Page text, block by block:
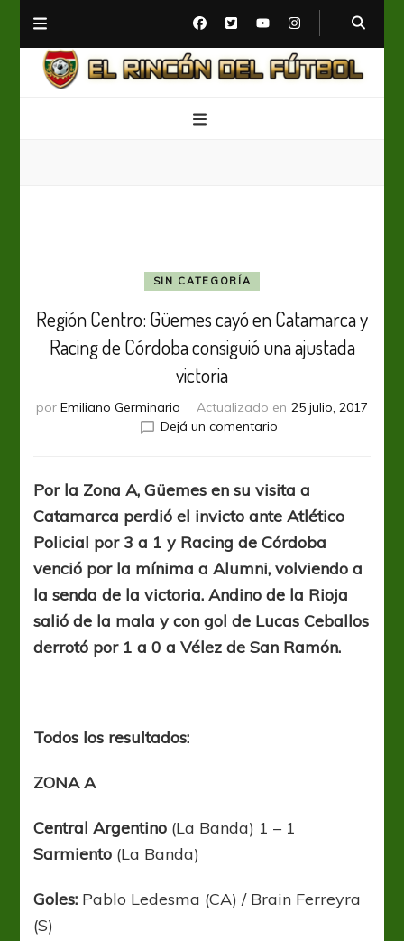
SIN CATEGORÍA
Región Centro: Güemes cayó en Catamarca y
Racing de Córdoba consiguió una ajustada
victoria
por Emiliano Germinario Actualizado en 25 julio, 2017
Dejá un comentarioen
Güemes
cayó
en
Catamarca
Racing
de
Córdoba
una
Por la Zona A, Güemes en su visita a
Catamarca perdió el invicto ante Atlético
Policial por 3 a 1 y Racing de Córdoba
venció por la mínima a Alumni, volviendo a
la senda de la victoria. Andino de la Rioja
salió de la mala y con gol de Lucas Ceballos
derrotó por 1 a 0 a Vélez de San Ramón.
Todos los resultados:
ZONA A
Central Argentino (La Banda) 1 – 1
Sarmiento (La Banda)
Goles: Pablo Ledesma (CA) / Brain Ferreyra
(S)